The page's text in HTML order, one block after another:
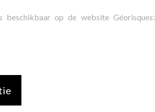
op de website Géorisques: